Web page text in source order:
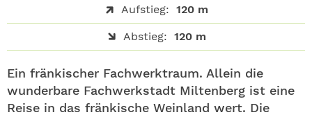
Aufstieg: 120 m
Abstieg: 120 m
Ein fränkischer Fachwerktraum. Allein die
wunderbare Fachwerkstadt Miltenberg ist eine
Reise in das fränkische Weinland wert. Die